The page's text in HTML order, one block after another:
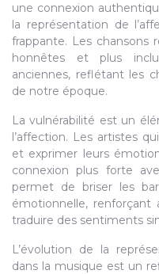
une connexion
la représentation de
frappante. Les chansons
honnêtes et plus
anciennes, reflétant les
de notre époque.
La vulnérabilité est un
l’affection. Les artistes
et exprimer leurs
connexion plus forte
permet de briser les
émotionnelle,
traduire des sentiments
L’évolution de la
dans la musique est un